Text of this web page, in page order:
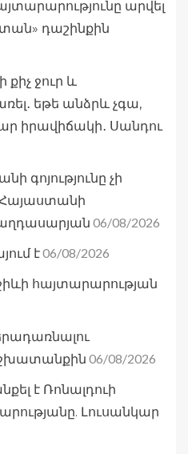
արվել
դաշինքին
քիչ ջուր և
եթե անձրև չգա,
իրավիճակի․ Սանդու
գոյությունը չի
06/08/2026
է06/08/2026
հայտարարության
06/08/2026
է Ռոնալդուի
Լուսանկար